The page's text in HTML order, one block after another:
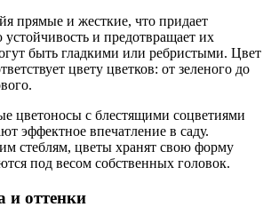
прямые и жесткие, что придает
и предотвращает их
быть гладкими или ребристыми. Цвет
цвету цветков: от зеленого до
цветоносы с блестящими соцветиями
эффектное впечатление в саду.
стеблям, цветы хранят свою форму
под весом собственных головок.
и оттенки